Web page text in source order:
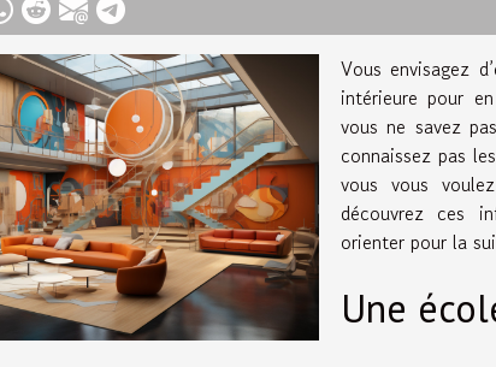
Vous envisagez
intérieure pour
vous ne savez
connaissez pas
vous vous
découvrez ces
orienter pour la
Une